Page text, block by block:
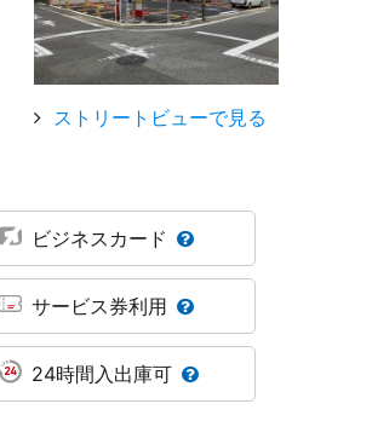
ストリートビューで見る
ビジネスカード
サービス券利用
24時間入出庫可